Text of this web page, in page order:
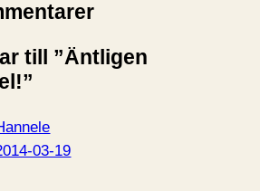
till ”Äntligen
03-19